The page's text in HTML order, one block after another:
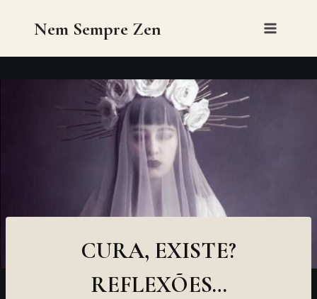
Nem Sempre Zen
CURA, EXISTE?
REFLEXÕES…